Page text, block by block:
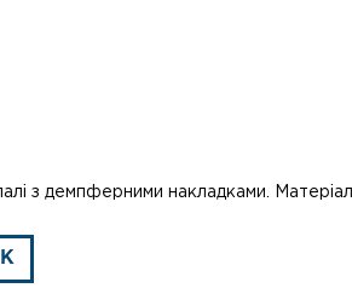
з демпферними накладками.